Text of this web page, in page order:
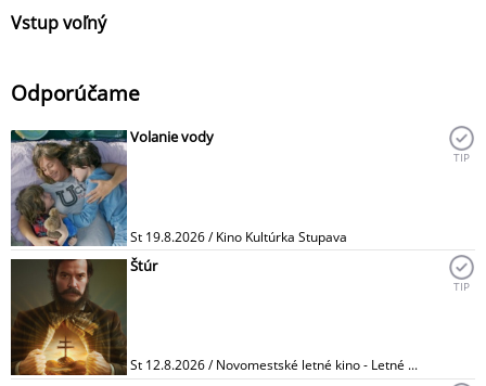
Vstup voľný
Odporúčame
Volanie vody
St 19.8.2026 / Kino Kultúrka Stupava
TIP
Štúr
St 12.8.2026 / Novomestské letné kino - Letné ...
TIP